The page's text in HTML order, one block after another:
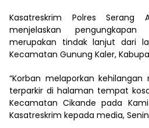
Kasatreskrim Polres Serang
menjelaskan
merupakan tindak lanjut dari
Kecamatan Gunung Kaler,
“Korban melaporkan
terparkir di halaman tempat
Kecamatan Cikande pada
Kasatreskrim kepada media,